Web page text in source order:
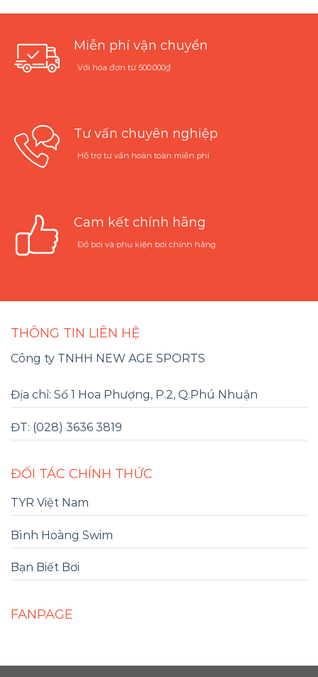
Miễn phí vận chuyển
Với hóa đơn từ 500.000₫
Tư vấn chuyên nghiệp
Hỗ trợ tư vấn hoàn toàn miễn phí
Cam kết chính hãng
Đồ bơi và phụ kiện bơi chính hãng
THÔNG TIN LIÊN HỆ
Công ty TNHH NEW AGE SPORTS
Địa chỉ: Số 1 Hoa Phượng, P.2, Q.Phú Nhuận
ĐT: (028) 3636 3819
ĐỐI TÁC CHÍNH THỨC
TYR Việt Nam
Bình Hoàng Swim
Bạn Biết Bơi
FANPAGE